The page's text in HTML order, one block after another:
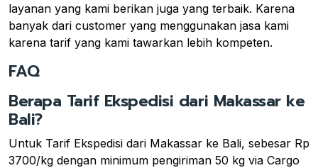
layanan yang kami berikan juga yang terbaik. Karena
banyak dari customer yang menggunakan jasa kami
karena tarif yang kami tawarkan lebih kompeten.
FAQ
Berapa Tarif Ekspedisi dari Makassar ke
Bali?
Untuk Tarif Ekspedisi dari Makassar ke Bali, sebesar Rp
3700/kg dengan minimum pengiriman 50 kg via Cargo